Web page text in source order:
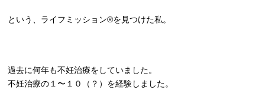
という、ライフミッション®を見つけた私。
過去に何年も不妊治療をしていました。
不妊治療の１〜１０（？）を経験しました。